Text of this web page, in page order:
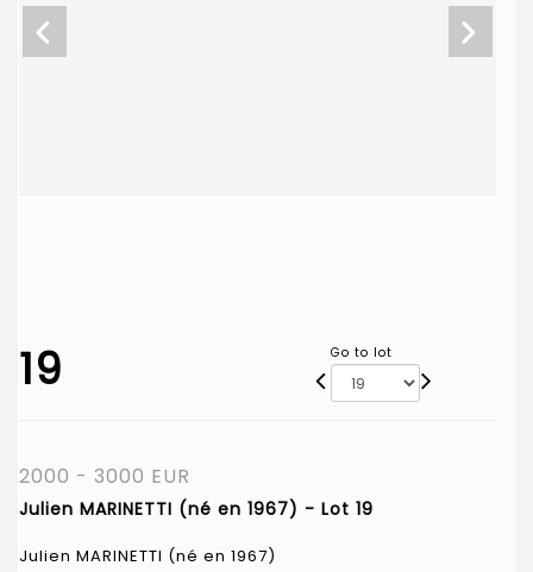
19 Go to lot
2000 - 3000 EUR
Julien MARINETTI (né en 1967) - Lot 19
Julien MARINETTI (né en 1967)